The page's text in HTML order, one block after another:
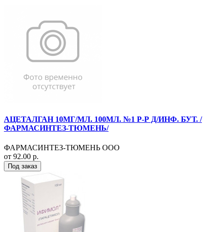
АЦЕТАЛГАН 10МГ/МЛ. 100МЛ. №1 Р-Р Д/ИНФ. БУТ. /
ФАРМАСИНТЕЗ-ТЮМЕНЬ/
ФАРМАСИНТЕЗ-ТЮМЕНЬ ООО
от 92.00 р.
Под заказ